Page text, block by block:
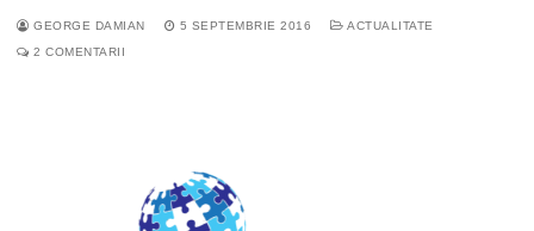
GEORGE DAMIAN 5 SEPTEMBRIE 2016
ACTUALITATE
2 COMENTARII